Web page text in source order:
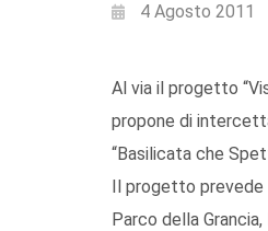
4 Agosto 2011
Al via il progetto
propone di
“Basilicata che
Il progetto prevede
Parco della